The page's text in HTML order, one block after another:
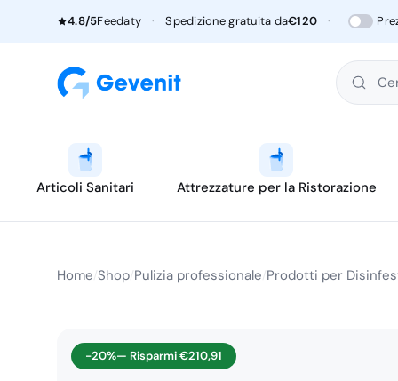
4.8/5Feedaty · Spedizione gratuita da€120 ·
Articoli Sanitari Attrezzature per la Ristorazione
Home Shop Pulizia professionale Prodotti per
-20%— Risparmi€210,91